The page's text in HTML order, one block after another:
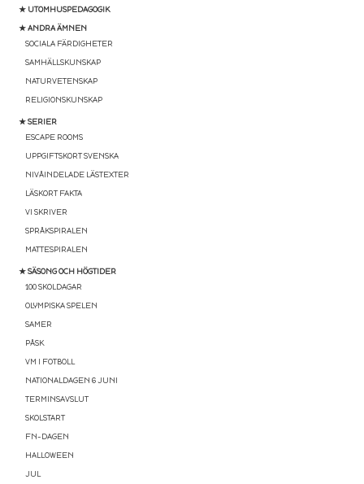
★ UTOMHUSPEDAGOGIK
★ ANDRA ÄMNEN
SOCIALA FÄRDIGHETER
SAMHÄLLSKUNSKAP
NATURVETENSKAP
RELIGIONSKUNSKAP
★ SERIER
ESCAPE ROOMS
UPPGIFTSKORT SVENSKA
NIVÅINDELADE LÄSTEXTER
LÄSKORT FAKTA
VI SKRIVER
SPRÅKSPIRALEN
MATTESPIRALEN
★ SÄSONG OCH HÖGTIDER
100 SKOLDAGAR
OLYMPISKA SPELEN
SAMER
PÅSK
VM I FOTBOLL
NATIONALDAGEN 6 JUNI
TERMINSAVSLUT
SKOLSTART
FN-DAGEN
HALLOWEEN
JUL